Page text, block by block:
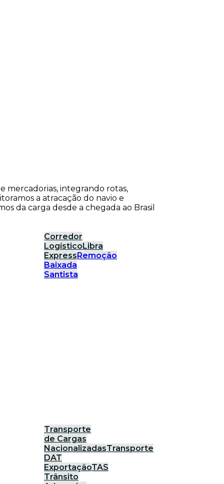
mercadorias, integrando rotas,
a atracação do navio e
da carga desde a chegada ao Brasil
Corredor
Logístico Libra
Express Remoção
Baixada
Santista
Transporte
de Cargas
NacionalizadasTransporte
DAT
ExportaçãoTAS
Trânsito